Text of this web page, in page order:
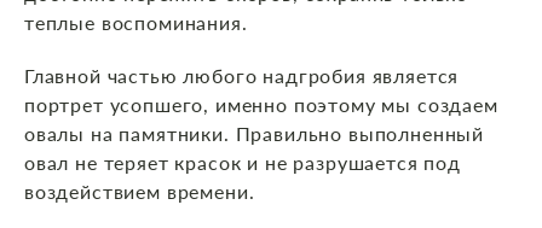
теплые воспоминания.
Главной частью любого надгробия является
портрет усопшего, именно поэтому мы создаем
овалы на памятники. Правильно выполненный
овал не теряет красок и не разрушается под
воздействием времени.